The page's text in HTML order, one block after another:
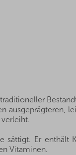
ausgeprägteren,
sättigt. Er enthält
Vitaminen.